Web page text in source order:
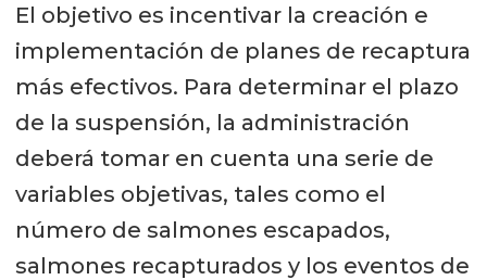
El objetivo es incentivar la creación e
implementación de planes de recaptura
más efectivos. Para determinar el plazo
de la suspensión, la administración
deberá tomar en cuenta una serie de
variables objetivas, tales como el
número de salmones escapados,
salmones recapturados y los eventos de